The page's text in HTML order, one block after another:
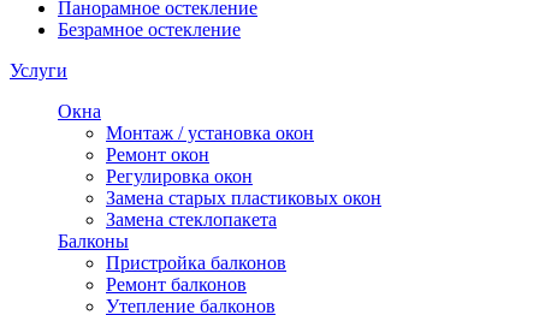
Панорамное остекление
Безрамное остекление
Услуги
Окна
Монтаж / установка окон
Ремонт окон
Регулировка окон
Замена старых пластиковых окон
Замена стеклопакета
Балконы
Пристройка балконов
Ремонт балконов
Утепление балконов